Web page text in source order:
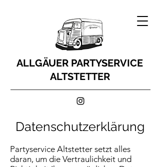
ALLGÄUER PARTYSERVICE
ALTSTETTER
Datenschutzerklärung
Partyservice Altstetter setzt alles
daran, um die Vertraulichkeit und